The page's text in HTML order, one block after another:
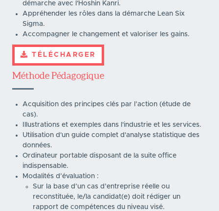
démarche avec l'Hoshin Kanri.
Appréhender les rôles dans la démarche Lean Six
Sigma.
Accompagner le changement et valoriser les gains.
TÉLÉCHARGER
Méthode Pédagogique
Acquisition des principes clés par l’action (étude de
cas).
Illustrations et exemples dans l'industrie et les services.
Utilisation d'un guide complet d'analyse statistique des
données.
Ordinateur portable disposant de la suite office
indispensable.
Modalités d’évaluation :
Sur la base d’un cas d’entreprise réelle ou
reconstituée, le/la candidat(e) doit rédiger un
rapport de compétences du niveau visé.